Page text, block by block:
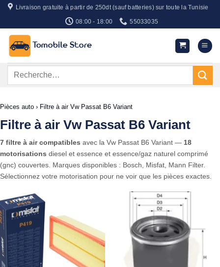
Passer
contenu
Livraison gratuite à partir de 250dt (sauf batteries) sur toute la Tunisie
08:00 - 18:00 55033035
Recherche
Pièces auto › Filtre à air Vw Passat B6 Variant
Filtre à air Vw Passat B6 Variant
7 filtre à air compatibles avec la Vw Passat B6 Variant — 18
motorisations diesel et essence et essence/gaz naturel comprimé
(gnc) couvertes. Marques disponibles : Bosch, Misfat, Mann Filter.
Sélectionnez votre motorisation pour ne voir que les pièces exactes.